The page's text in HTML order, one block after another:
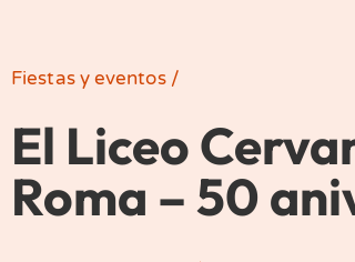
Fiestas y eventos/
El Liceo
Roma – 50